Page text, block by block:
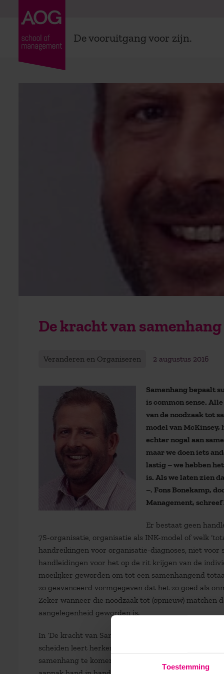
Toestemming
De vooruitgang voor zijn.
De kracht van samenhang
Veranderen en Organiseren 2 augustus 2016
Samenhang bepaalt
is common sense.
van de noodzaak tot
model van
echter nogal aan
maar we doen iets
lastig – we hebben
is. Als we laten zien
–. Fons Bonekamp,
Management,
Er bestaat geen
7S-organisatie, organisatie als INK-model of welk
handreikingen voor organisatie-diagnoses, niet
handleidingen voor het op de rit krijgen van de
moeilijker geworden om tot een samenhangend
zo geavanceerd vormgegeven dat het zo goed als
Zeker wanneer die noodzaak tot (opnieuw)
aangelegenheid geworden is.
In ‘De kracht van Samenhang’ neemt Fons
scheiden leert herkennen en inzicht geeft in de
samenhang te komen en de vele valkuilen op weg